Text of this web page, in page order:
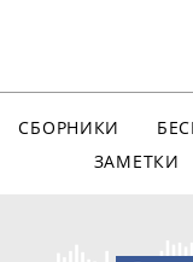
СБОРНИКИ
ЗАМЕТКИ